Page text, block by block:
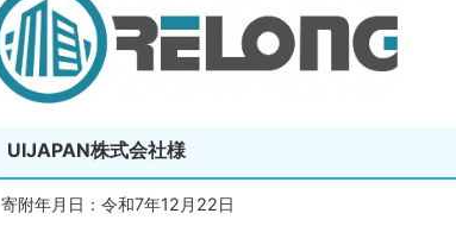
UIJAPAN株式会社様
寄附年月日：令和7年12月22日